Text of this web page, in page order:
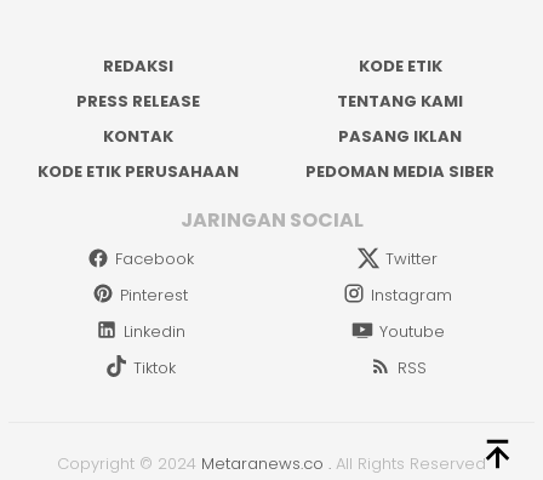
REDAKSI
KODE ETIK
PRESS RELEASE
TENTANG KAMI
KONTAK
PASANG IKLAN
KODE ETIK PERUSAHAAN
PEDOMAN MEDIA SIBER
JARINGAN SOCIAL
Facebook
Twitter
Pinterest
Instagram
Linkedin
Youtube
Tiktok
RSS
Copyright © 2024 Metaranews.co . All Rights Reserved